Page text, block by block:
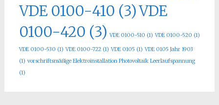
VDE 0100-410 (3)VDE
0100-420 (3) VDE 0100-510 (1) VDE 0100-520 (1)
VDE 0100-530 (1) VDE 0100-722(1) VDE 0105 (1) VDE 0105 Jahr 1903
(1) vorschriftsmäßige Elektroinstallation Photovoltaik Leerlaufspannung
(1)